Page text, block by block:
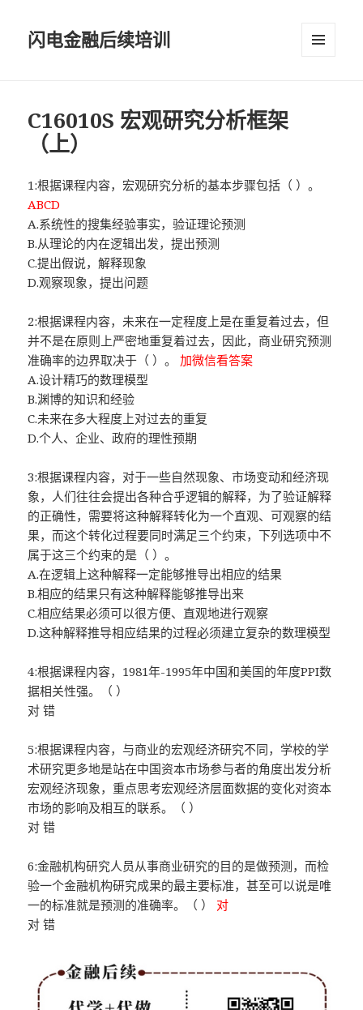
闪电金融后续培训
C16010S 宏观研究分析框架
（上）
1:根据课程内容，宏观研究分析的基本步骤包括（ ）。
ABCD
A.系统性的搜集经验事实，验证理论预测
B.从理论的内在逻辑出发，提出预测
C.提出假说，解释现象
D.观察现象，提出问题
2:根据课程内容，未来在一定程度上是在重复着过去，但
并不是在原则上严密地重复着过去，因此，商业研究预测
准确率的边界取决于（ ）。加微信看答案
A.设计精巧的数理模型
B.渊博的知识和经验
C.未来在多大程度上对过去的重复
D.个人、企业、政府的理性预期
3:根据课程内容，对于一些自然现象、市场变动和经济现
象，人们往往会提出各种合乎逻辑的解释，为了验证解释
的正确性，需要将这种解释转化为一个直观、可观察的结
果，而这个转化过程要同时满足三个约束，下列选项中不
属于这三个约束的是（ ）。
A.在逻辑上这种解释一定能够推导出相应的结果
B.相应的结果只有这种解释能够推导出来
C.相应结果必须可以很方便、直观地进行观察
D.这种解释推导相应结果的过程必须建立复杂的数理模型
4:根据课程内容，1981年-1995年中国和美国的年度PPI数
据相关性强。（ ）
对 错
5:根据课程内容，与商业的宏观经济研究不同，学校的学
术研究更多地是站在中国资本市场参与者的角度出发分析
宏观经济现象，重点思考宏观经济层面数据的变化对资本
市场的影响及相互的联系。（ ）
对 错
6:金融机构研究人员从事商业研究的目的是做预测，而检
验一个金融机构研究成果的最主要标准，甚至可以说是唯
一的标准就是预测的准确率。（ ） 对
对 错